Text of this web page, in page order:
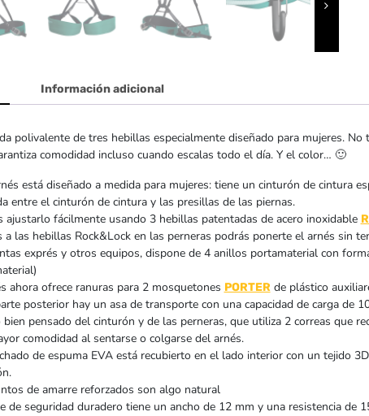
Información adicional
polivalente de tres hebillas especialmente diseñado para mujeres.
comodidad incluso cuando escalas todo el día. Y el color… 🙂
está diseñado a medida para mujeres: tiene un cinturón de cintura
entre el cinturón de cintura y las presillas de las piernas.
ajustarlo fácilmente usando 3 hebillas patentadas de acero inoxidable
a las hebillas Rock&Lock en las perneras podrás ponerte el arnés sin
exprés y otros equipos, dispone de 4 anillos portamaterial con
ahora ofrece ranuras para 2 mosquetones PORTERde plástico
posterior hay un asa de transporte con una capacidad de carga de
bien pensado del cinturón y de las perneras, que utiliza 2 correas que
comodidad al sentarse o colgarse del arnés.
de espuma EVA está recubierto en el lado interior con un tejido
de amarre reforzados son algo natural
de seguridad duradero tiene un ancho de 12 mm y una resistencia de